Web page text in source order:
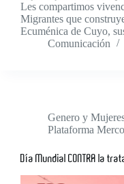
Les compartimos
Migrantes que
Ecuménica de Cuyo,
Comunicación
Genero y
Plataforma
Día Mundial CONTRA la